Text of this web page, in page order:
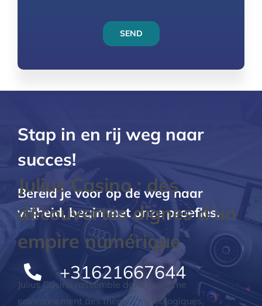
SEND
Stap in en rij weg naar
succes!
Bereid je voor op de weg naar
vrijheid, begin met onze proefles.
+31621667644
Julius Casino : des
découvertes dignes d’un
empire numérique
Julius Casino rassemble dans un même